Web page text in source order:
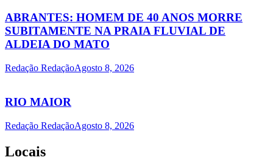
ABRANTES: HOMEM DE 40 ANOS MORRE
SUBITAMENTE NA PRAIA FLUVIAL DE
ALDEIA DO MATO
Redação RedaçãoAgosto 8, 2026
RIO MAIOR
Redação RedaçãoAgosto 8, 2026
Locais